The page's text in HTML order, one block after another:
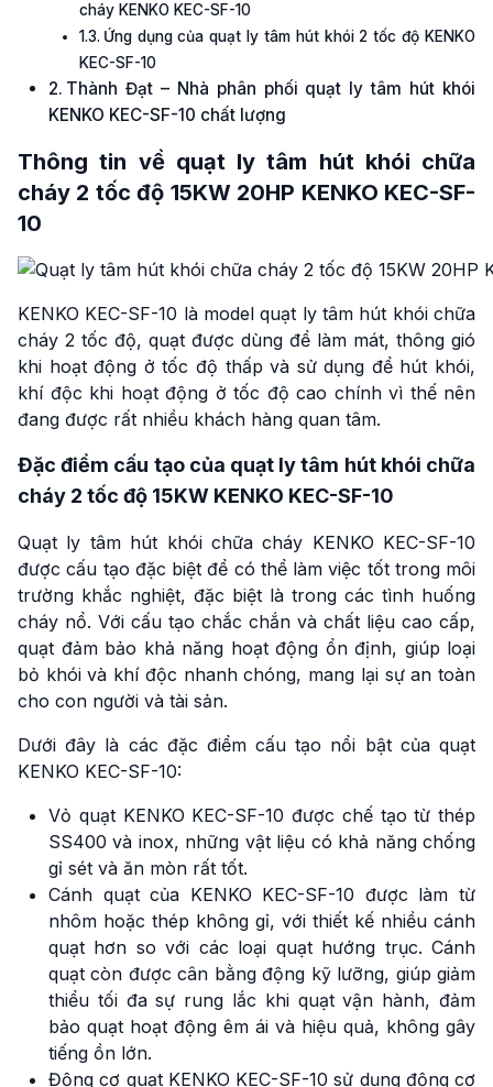
cháy KENKO KEC-SF-10
Ứng dụng của quạt ly tâm hút khói 2 tốc độ KENKO
KEC-SF-10
Thành Đạt – Nhà phân phối quạt ly tâm hút khói
KENKO KEC-SF-10 chất lượng
Thông tin về quạt ly tâm hút khói chữa
cháy 2 tốc độ 15KW 20HP KENKO KEC-SF-
10
KENKO KEC-SF-10 là model quạt ly tâm hút khói chữa
cháy 2 tốc độ, quạt được dùng để làm mát, thông gió
khi hoạt động ở tốc độ thấp và sử dụng để hút khói,
khí độc khi hoạt động ở tốc độ cao chính vì thế nên
đang được rất nhiều khách hàng quan tâm.
Đặc điểm cấu tạo của quạt ly tâm hút khói chữa
cháy 2 tốc độ 15KW KENKO KEC-SF-10
Quạt ly tâm hút khói chữa cháy KENKO KEC-SF-10
được cấu tạo đặc biệt để có thể làm việc tốt trong môi
trường khắc nghiệt, đặc biệt là trong các tình huống
cháy nổ. Với cấu tạo chắc chắn và chất liệu cao cấp,
quạt đảm bảo khả năng hoạt động ổn định, giúp loại
bỏ khói và khí độc nhanh chóng, mang lại sự an toàn
cho con người và tài sản.
Dưới đây là các đặc điểm cấu tạo nổi bật của quạt
KENKO KEC-SF-10:
Vỏ quạt KENKO KEC-SF-10 được chế tạo từ thép
SS400 và inox, những vật liệu có khả năng chống
gỉ sét và ăn mòn rất tốt.
Cánh quạt của KENKO KEC-SF-10 được làm từ
nhôm hoặc thép không gỉ, với thiết kế nhiều cánh
quạt hơn so với các loại quạt hướng trục. Cánh
quạt còn được cân bằng động kỹ lưỡng, giúp giảm
thiểu tối đa sự rung lắc khi quạt vận hành, đảm
bảo quạt hoạt động êm ái và hiệu quả, không gây
tiếng ồn lớn.
Động cơ quạt KENKO KEC-SF-10 sử dụng động cơ